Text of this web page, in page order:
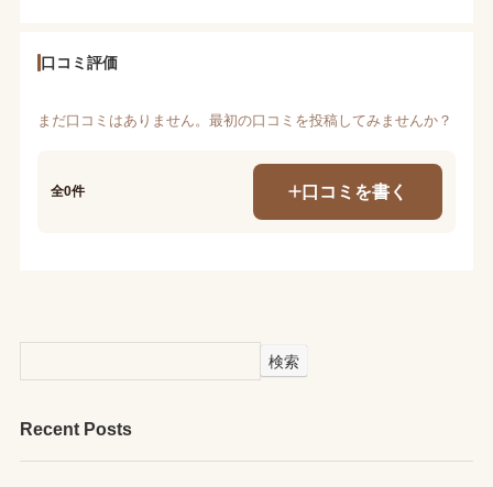
口コミ評価
まだ口コミはありません。最初の口コミを投稿してみませんか？
全0件 口コミを書く
検索
Recent Posts